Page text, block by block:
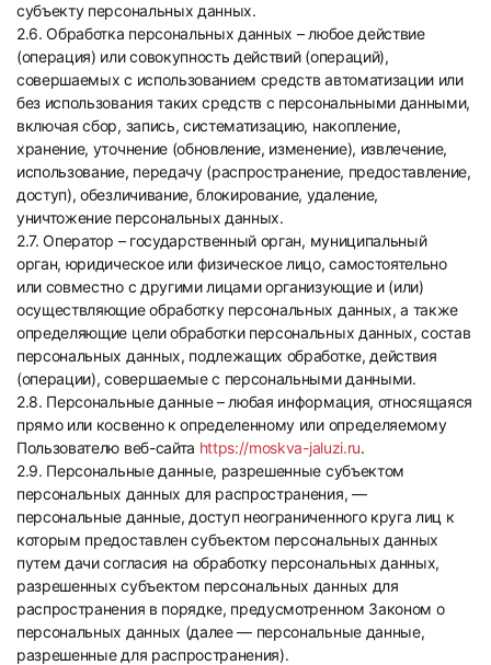
субъекту персональных данных.
2.6. Обработка персональных данных – любое действие
(операция) или совокупность действий (операций),
совершаемых с использованием средств автоматизации или
без использования таких средств с персональными данными,
включая сбор, запись, систематизацию, накопление,
хранение, уточнение (обновление, изменение), извлечение,
использование, передачу (распространение, предоставление,
доступ), обезличивание, блокирование, удаление,
уничтожение персональных данных.
2.7. Оператор – государственный орган, муниципальный
орган, юридическое или физическое лицо, самостоятельно
или совместно с другими лицами организующие и (или)
осуществляющие обработку персональных данных, а также
определяющие цели обработки персональных данных, состав
персональных данных, подлежащих обработке, действия
(операции), совершаемые с персональными данными.
2.8. Персональные данные – любая информация, относящаяся
прямо или косвенно к определенному или определяемому
Пользователю веб-сайта https://moskva-jaluzi.ru.
2.9. Персональные данные, разрешенные субъектом
персональных данных для распространения, —
персональные данные, доступ неограниченного круга лиц к
которым предоставлен субъектом персональных данных
путем дачи согласия на обработку персональных данных,
разрешенных субъектом персональных данных для
распространения в порядке, предусмотренном Законом о
персональных данных (далее — персональные данные,
разрешенные для распространения).